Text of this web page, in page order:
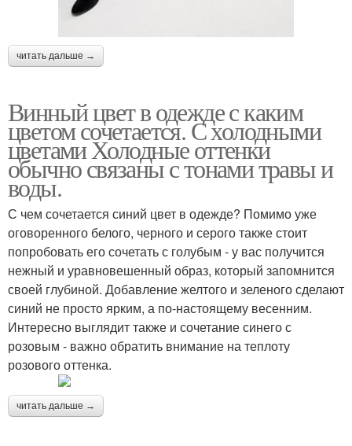
читать дальше →
Винный цвет в одежде с каким
цветом сочетается. С холодными
цветами Холодные оттенки
обычно связаны с тонами травы и
воды.
С чем сочетается синий цвет в одежде? Помимо уже
оговоренного белого, черного и серого также стоит
попробовать его сочетать с голубым - у вас получится
нежный и уравновешенный образ, который запомнится
своей глубиной. Добавление желтого и зеленого сделают
синий не просто ярким, а по-настоящему весенним.
Интересно выглядит также и сочетание синего с
розовым - важно обратить внимание на теплоту
розового оттенка.
читать дальше →